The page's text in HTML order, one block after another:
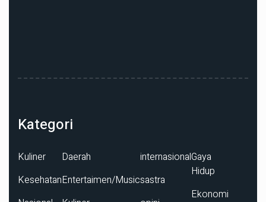
Kategori
Kuliner
Kesehatan
Daerah
Entertaimen/Music
internasional
sastra
Gaya
Hidup
Ekonomi